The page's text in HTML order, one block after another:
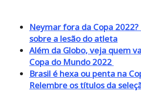
Neymar fora da Copa
sobre a lesão do atleta
Além da Globo, veja quem
Copa do Mundo 2022
Brasil é hexa ou penta na
Relembre os títulos da